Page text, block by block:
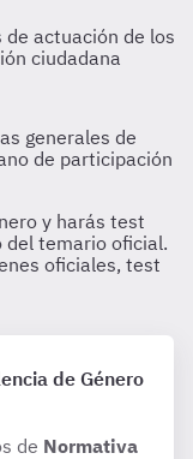
de Género
de Normativa